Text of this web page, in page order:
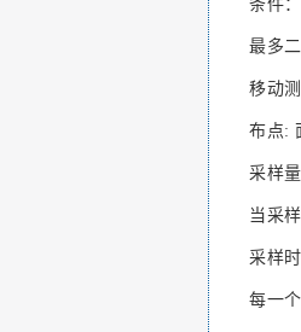
条件
最多
移动
布点:
采样
当采
采样
每一